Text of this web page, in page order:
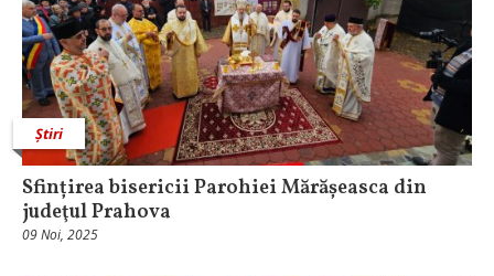
Știri
Sfințirea bisericii Parohiei Mărășeasca din
judeţul Prahova
09 Noi, 2025